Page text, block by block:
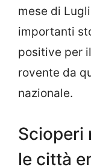
mese di
importanti
positive per
rovente da
nazionale.
Scioperi
le città